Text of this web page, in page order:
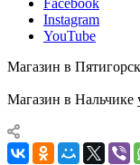
Facebook
Instagram
YouTube
Магазин в
Магазин в Нальчике